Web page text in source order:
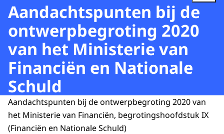
Aandachtspunten bij de
ontwerpbegroting 2020
van het Ministerie van
Financiën en Nationale
Schuld
Aandachtspunten bij de ontwerpbegroting 2020 van
het Ministerie van Financiën, begrotingshoofdstuk IX
(Financiën en Nationale Schuld)